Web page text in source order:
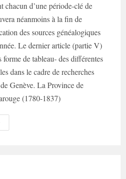
chacun d’une période-clé de
néanmoins à la fin de
des sources généalogiques
Le dernier article (partie V)
de tableau- des différentes
dans le cadre de recherches
Genève. La Province de
(1780-1837)